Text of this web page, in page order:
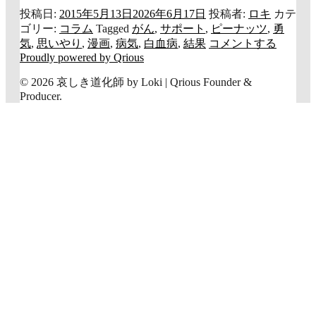
投稿日: 2015年5月13日 2026年6月17日 投稿者: ロキ カテ
ゴリー: コラム Tagged がん, サポート , ピーナッツ, 勇
気, 思いやり , 漫画, 病気, 白血病, 結果 コメントする
Proudly powered by Qrious
© 2026 哀しき道化師 by Loki | Qrious Founder &
Producer.